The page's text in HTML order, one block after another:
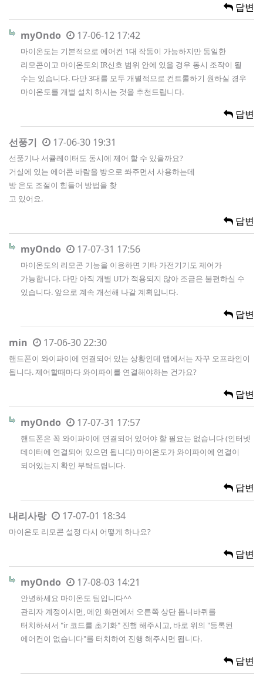
답변
myOndo 17-06-12 17:42
마이온도는 기본적으로 에어컨 1대 작동이 가능하지만 동일한
리모콘이고 마이온도의 IR신호 범위 안에 있을 경우 동시 조작이 될
수는 있습니다. 다만 3대를 모두 개별적으로 컨트롤하기 원하실 경우
마이온도를 개별 설치 하시는 것을 추천드립니다.
답변
선풍기 17-06-30 19:31
선풍기나 서큘레이터도 동시에 제어 할 수 있을까요?
거실에 있는 에어콘 바람을 방으로 쏴주면서 사용하는데
방 온도 조절이 힘들어 방법을 찾
고 있어요.
답변
myOndo 17-07-31 17:56
마이온도의 리모콘 기능을 이용하면 기타 가전기기도 제어가
가능합니다. 다만 아직 개별 UI가 적용되지 않아 조금은 불편하실 수
있습니다. 앞으로 계속 개선해 나갈 계획입니다.
답변
min 17-06-30 22:30
핸드폰이 와이파이에 연결되어 있는 상황인데 앱에서는 자꾸 오프라인이
됩니다. 제어할때마다 와이파이를 연결해야하는 건가요?
답변
myOndo 17-07-31 17:57
핸드폰은 꼭 와이파이에 연결되어 있어야 할 필요는 없습니다 (인터넷
데이터에 연결되어 있으면 됩니다) 마이온도가 와이파이에 연결이
되어있는지 확인 부탁드립니다.
답변
내리사랑 17-07-01 18:34
마이온도 리모콘 설정 다시 어떻게 하나요?
답변
myOndo 17-08-03 14:21
안녕하세요 마이온도 팀입니다^^
관리자 계정이시면, 메인 화면에서 오른쪽 상단 톱니바퀴를
터치하셔서 "ir 코드를 초기화" 진행 해주시고, 바로 위의 "등록된
에어컨이 없습니다"를 터치하여 진행 해주시면 됩니다.
답변